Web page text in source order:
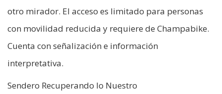
otro mirador. El acceso es limitado para personas
con movilidad reducida y requiere de Champabike.
Cuenta con señalización e información
interpretativa.
Sendero Recuperando lo Nuestro